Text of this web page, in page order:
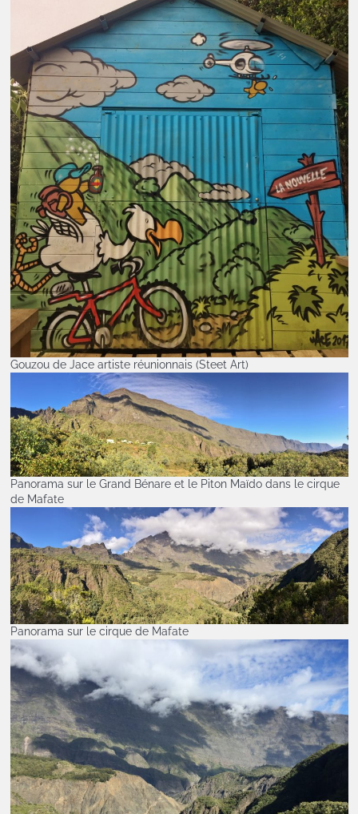
Gouzou de Jace artiste réunionnais (Steet Art)
Panorama sur le Grand Bénare et le Piton Maïdo dans le cirque
de Mafate
Panorama sur le cirque de Mafate